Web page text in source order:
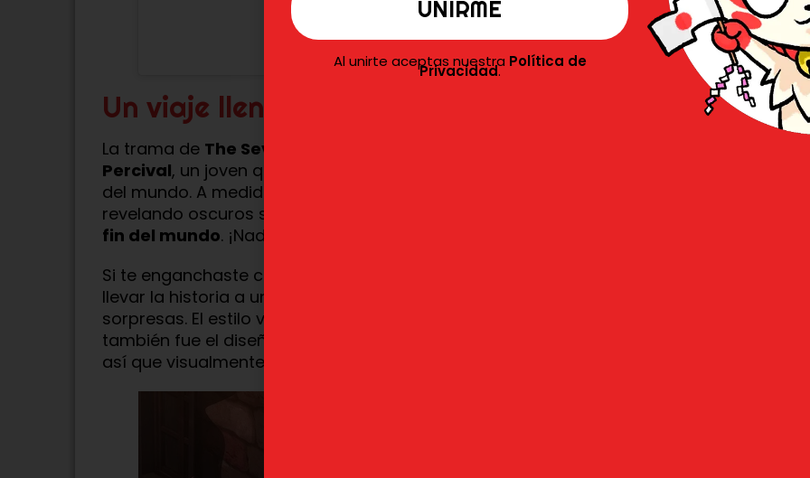
Un viaje lleno de descubrimientos y peligros
La trama de The Seven Deadly Sins: Four Knights of the Apocalypse
Percival, un joven que aún no comprende el impacto que tendrá en el destino
del mundo. A medida que nuevos amigos se unen a su viaje, también se irán
revelando oscuros secretos sobre su destino y cómo está vinculado al posible
fin del mundo. ¡Nada menos!
Si te enganchaste con la primera temporada, esta segunda entrega promete
llevar la historia a un nuevo nivel, con más acción, emoción y, por supuesto,
sorpresas. El estilo visual sigue estando a cargo de
también fue el diseñador de personajes en Fullmetal Alchemist: Brotherhood,
así que visualmente será una maravilla.
Al unirte aceptas nuestra Política de
Privacidad.